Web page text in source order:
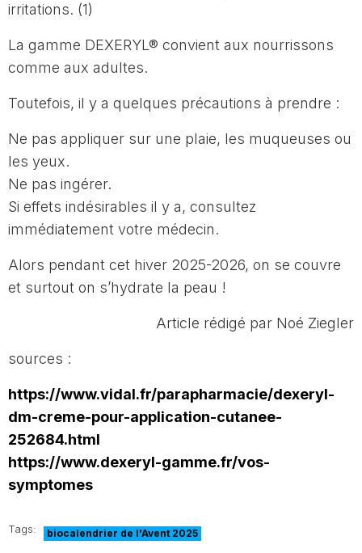
irritations. (1)
La gamme DEXERYL® convient aux nourrissons
comme aux adultes.
Toutefois, il y a quelques précautions à prendre :
Ne pas appliquer sur une plaie, les muqueuses ou
les yeux.
Ne pas ingérer.
Si effets indésirables il y a, consultez
immédiatement votre médecin.
Alors pendant cet hiver 2025-2026, on se couvre
et surtout on s’hydrate la peau !
Article rédigé par Noé Ziegler
sources :
https://www.vidal.fr/parapharmacie/dexeryl-
dm-creme-pour-application-cutanee-
252684.html
https://www.dexeryl-gamme.fr/vos-
symptomes
Tags: biocalendrier de l'Avent 2025